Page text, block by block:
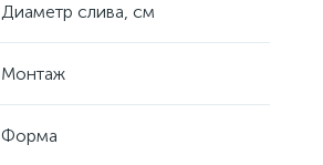
Диаметр слива, см
Монтаж
Форма